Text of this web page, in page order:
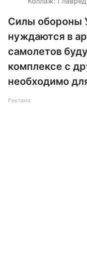
Силы обороны
нуждаются в
самолетов
комплексе с
необходимо
Реклама